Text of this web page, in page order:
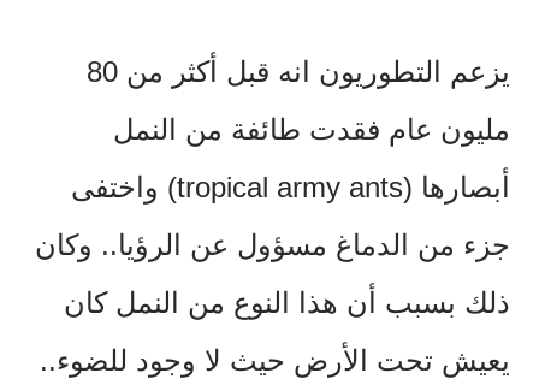
يزعم التطوريون انه قبل أكثر من 80
مليون عام فقدت طائفة من النمل
أبصارها (tropical army ants) واختفى
جزء من الدماغ مسؤول عن الرؤيا.. وكان
ذلك بسبب أن هذا النوع من النمل كان
يعيش تحت الأرض حيث لا وجود للضوء..